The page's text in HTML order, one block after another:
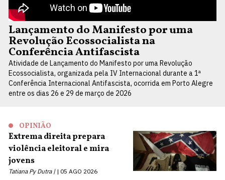
Lançamento do Manifesto por uma
Revolução Ecossocialista na
Conferência Antifascista
Atividade de Lançamento do Manifesto por uma Revolução
Ecossocialista, organizada pela IV Internacional durante a 1ª
Conferência Internacional Antifascista, ocorrida em Porto Alegre
entre os dias 26 e 29 de março de 2026
OPINIÃO
Extrema direita prepara
violência eleitoral e mira
jovens
Tatiana Py Dutra | 05 AGO 2026